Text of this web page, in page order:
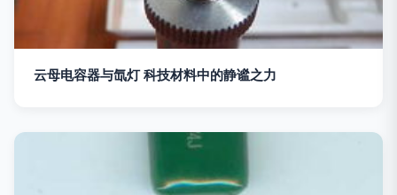
云母电容器与氙灯 科技材料中的静谧之力